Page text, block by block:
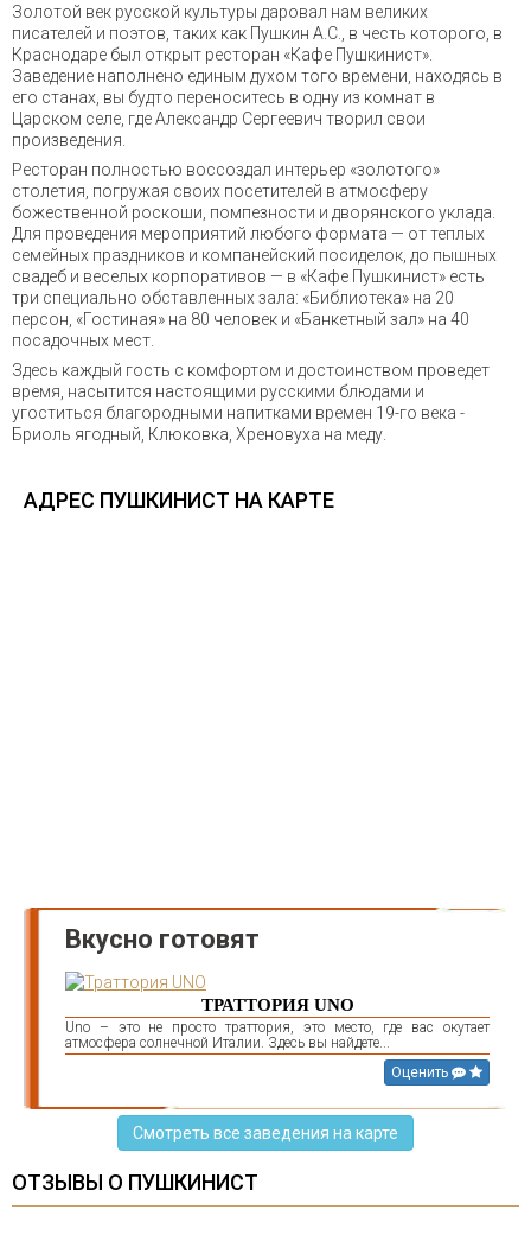
Золотой век русской культуры даровал нам великих
писателей и поэтов, таких как Пушкин А.С., в честь которого, в
Краснодаре был открыт ресторан «Кафе Пушкинист».
Заведение наполнено единым духом того времени, находясь в
его станах, вы будто переноситесь в одну из комнат в
Царском селе, где Александр Сергеевич творил свои
произведения.
Ресторан полностью воссоздал интерьер «золотого»
столетия, погружая своих посетителей в атмосферу
божественной роскоши, помпезности и дворянского уклада.
Для проведения мероприятий любого формата — от теплых
семейных праздников и компанейский посиделок, до пышных
свадеб и веселых корпоративов — в «Кафе Пушкинист» есть
три специально обставленных зала: «Библиотека» на 20
персон, «Гостиная» на 80 человек и «Банкетный зал» на 40
посадочных мест.
Здесь каждый гость с комфортом и достоинством проведет
время, насытится настоящими русскими блюдами и
угоститься благородными напитками времен 19-го века -
Бриоль ягодный, Клюковка, Хреновуха на меду.
АДРЕС ПУШКИНИСТ НА КАРТЕ
Вкусно готовят
ТРАТТОРИЯ UNO
Uno – это не просто траттория, это место, где вас окутает
атмосфера солнечной Италии. Здесь вы найдете...
Оценить
Смотреть все заведения на карте
ОТЗЫВЫ О ПУШКИНИСТ